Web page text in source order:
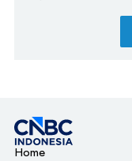
Home